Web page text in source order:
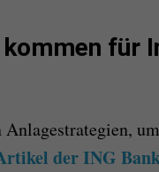
für
der ING